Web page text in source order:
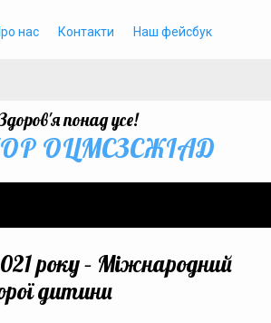
нас Контакти Наш фейсбук
понад усе!
ОЦМСЗСЖIАД
року – Міжнародний
дитини